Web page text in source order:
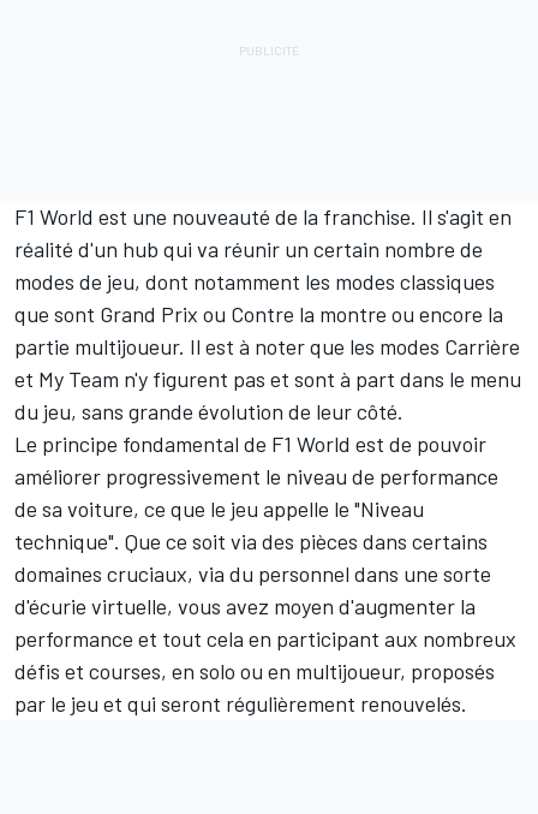
F1 World est une nouveauté de la franchise. Il s'agit en
réalité d'un hub qui va réunir un certain nombre de
modes de jeu, dont notamment les modes classiques
que sont Grand Prix ou Contre la montre ou encore la
partie multijoueur. Il est à noter que les modes Carrière
et My Team n'y figurent pas et sont à part dans le menu
du jeu, sans grande évolution de leur côté.
Le principe fondamental de F1 World est de pouvoir
améliorer progressivement le niveau de performance
de sa voiture, ce que le jeu appelle le "Niveau
technique". Que ce soit via des pièces dans certains
domaines cruciaux, via du personnel dans une sorte
d'écurie virtuelle, vous avez moyen d'augmenter la
performance et tout cela en participant aux nombreux
défis et courses, en solo ou en multijoueur, proposés
par le jeu et qui seront régulièrement renouvelés.